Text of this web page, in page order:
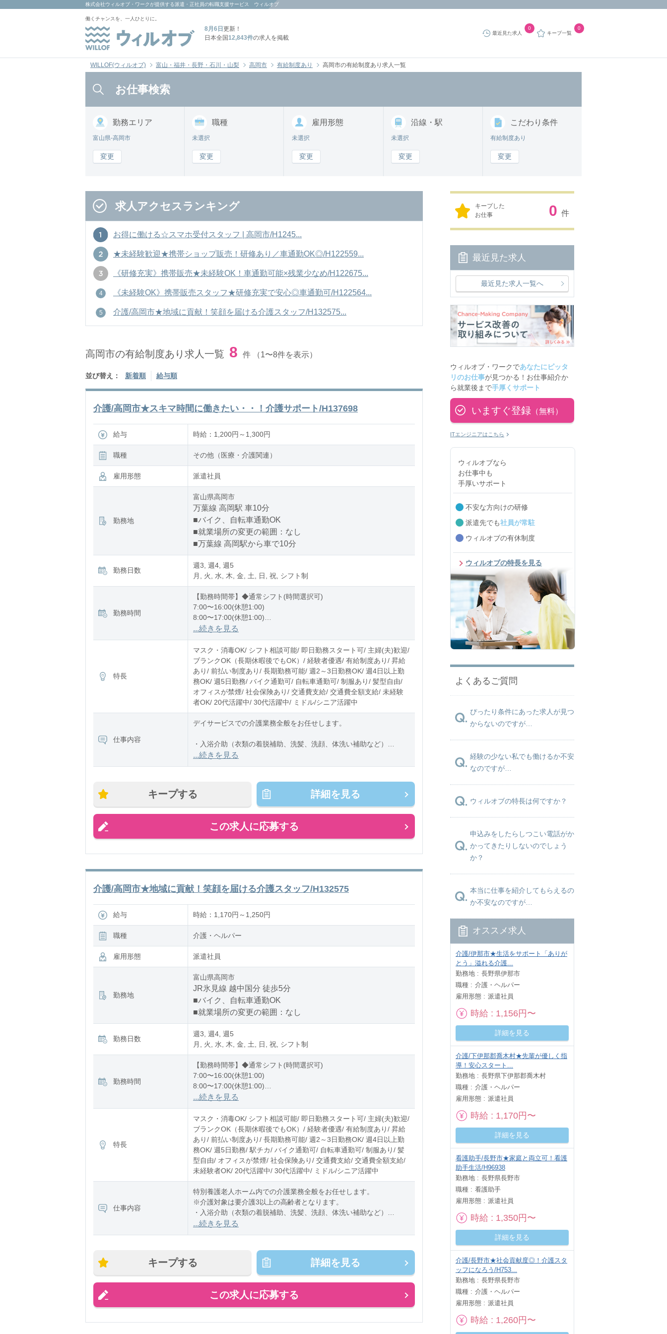
株式会社ウィルオブ・ワーク が提供する派遣・正社員の転職支援サービス ウィルオブ
働くチャンスを、一人ひとりに。
8月6日 更新！
日本全国12,843件の求人を掲載
最近見た求人
0
キープ一覧
0
WILLOF(ウィルオブ) 富山・福井・長野・石川・山梨 高岡市 有給制度あり 高岡市の有給制度あり求人一覧
お仕事検索
勤務エリア
富山県-高岡市
変更
職種
未選択
変更
雇用形態
未選択
変更
沿線・駅
未選択
変更
こだわり 条件
有給制度あり
変更
求人アクセスランキング
お得に働ける☆スマホ受付スタッフ | 高岡市/H1245...
★未経験歓迎★携帯ショップ販売！研修あり／車通勤OK◎/H122559...
《研修充実》携帯販売★未経験OK！車通勤可能×残業少なめ/H122675...
《未経験OK》携帯販売スタッフ★研修充実で安心◎車通勤可/H122564...
介護/高岡市★地域に貢献！笑顔を届ける介護スタッフ/H132575...
高岡市の有給制度あり求人一覧 8 件 （1〜8件を表示）
並び替え： 新着順 給与順
介護/高岡市★スキマ時間に働きたい・・！介護サポート/H137698
給与 時給：1,200円～1,300円
職種 その他（医療・介護関連）
雇用形態 派遣社員
勤務地
富山県高岡市
万葉線 高岡駅 車10分
■バイク、自転車通勤OK
■就業場所の変更の範囲：なし
■万葉線 高岡駅から車で10分
勤務日数
週3, 週4, 週5
月, 火, 水, 木, 金, 土, 日, 祝, シフト制
勤務時間
【勤務時間帯】◆通常シフト(時間選択可)
7:00〜16:00(休憩1:00)
8:00〜17:00(休憩1:00)
12:00〜21:00(休憩1:00)
※残業：0〜10時間程度/月
...続きを見る
特長
マスク・消毒OK/ シフト相談可能/ 即日勤務スタート可/ 主婦(夫)歓迎/
ブランクOK（長期休暇後でもOK）/ 経験者優遇/ 有給制度あり/ 昇給
あり/ 前払い制度あり/ 長期勤務可能/ 週2～3日勤務OK/ 週4日以上勤
務OK/ 週5日勤務/ バイク通勤可/ 自転車通勤可/ 制服あり/ 髪型自由/
オフィスが禁煙/ 社会保険あり/ 交通費支給/ 交通費全額支給/ 未経験
者OK/ 20代活躍中/ 30代活躍中/ ミドル/シニア活躍中
仕事内容
デイサービスでの介護業務全般をお任せします。
・入浴介助（衣類の着脱補助、洗髪、洗顔、体洗い補助など）
・食事介助（食事摂取のサポート、声掛け、見守り、配膳など）
...続きを見る
キープする 詳細を見る
この求人に応募する
介護/高岡市★地域に貢献！笑顔を届ける介護スタッフ/H132575
給与 時給：1,170円～1,250円
職種 介護・ヘルパー
雇用形態 派遣社員
勤務地
富山県高岡市
JR氷見線 越中国分 徒歩5分
■バイク、自転車通勤OK
■就業場所の変更の範囲：なし
勤務日数
週3, 週4, 週5
月, 火, 水, 木, 金, 土, 日, 祝, シフト制
勤務時間
【勤務時間帯】◆通常シフト(時間選択可)
7:00〜16:00(休憩1:00)
8:00〜17:00(休憩1:00)
12:00〜21:00(休憩1:00)
※残業：0〜10時間程度/月
...続きを見る
特長
マスク・消毒OK/ シフト相談可能/ 即日勤務スタート可/ 主婦(夫)歓迎/
ブランクOK（長期休暇後でもOK）/ 経験者優遇/ 有給制度あり/ 昇給
あり/ 前払い制度あり/ 長期勤務可能/ 週2～3日勤務OK/ 週4日以上勤
務OK/ 週5日勤務/ 駅チカ/ バイク通勤可/ 自転車通勤可/ 制服あり/ 髪
型自由/ オフィスが禁煙/ 社会保険あり/ 交通費支給/ 交通費全額支給/
未経験者OK/ 20代活躍中/ 30代活躍中/ ミドル/シニア活躍中
仕事内容
特別養護老人ホーム内での介護業務全般をお任せします。
※介護対象は要介護3以上の高齢者となります。
・入浴介助（衣類の着脱補助、洗髪、洗顔、体洗い補助など）
・食事介助（食事摂取のサポート、声掛け、見
...続きを見る
キープする 詳細を見る
この求人に応募する
キープした
お仕事
0 件
最近見た求人
最近見た求人一覧へ
ウィルオブ・ワークであなたにピッタ
リのお仕事が見つかる！お仕事紹介か
ら就業後まで手厚くサポート
いますぐ登録 （無料）
ITエンジニアはこちら
ウィルオブなら
お仕事中も
手厚いサポート
不安な方向けの研修
派遣先でも社員が常駐
ウィルオブの有休制度
ウィルオブの特長を見る
よくあるご質問
ぴったり条件にあった求人が見つ
からないのですが…
経験の少ない私でも働けるか不安
なのですが…
ウィルオブの特長は何ですか？
申込みをしたらしつこい電話がか
かってきたりしないのでしょう
か？
本当に仕事を紹介してもらえるの
か不安なのですが…
オススメ求人
介護/伊那市★生活をサポート「ありが
とう」溢れる介護...
勤務地
長野県伊那市
職種
介護・ヘルパー
雇用形態
派遣社員
時給 1,156円〜
詳細を見る
介護/下伊那郡喬木村★先輩が優しく指
導！安心スタート...
勤務地
長野県下伊那郡喬木村
職種
介護・ヘルパー
雇用形態
派遣社員
時給 1,170円〜
詳細を見る
看護助手/長野市★家庭と両立可！看護
助手生活/H96938
勤務地
長野県長野市
職種
看護助手
雇用形態
派遣社員
時給 1,350円〜
詳細を見る
介護/長野市★社会貢献度◎！介護スタ
ッフになろう/H753...
勤務地
長野県長野市
職種
介護・ヘルパー
雇用形態
派遣社員
時給 1,260円〜